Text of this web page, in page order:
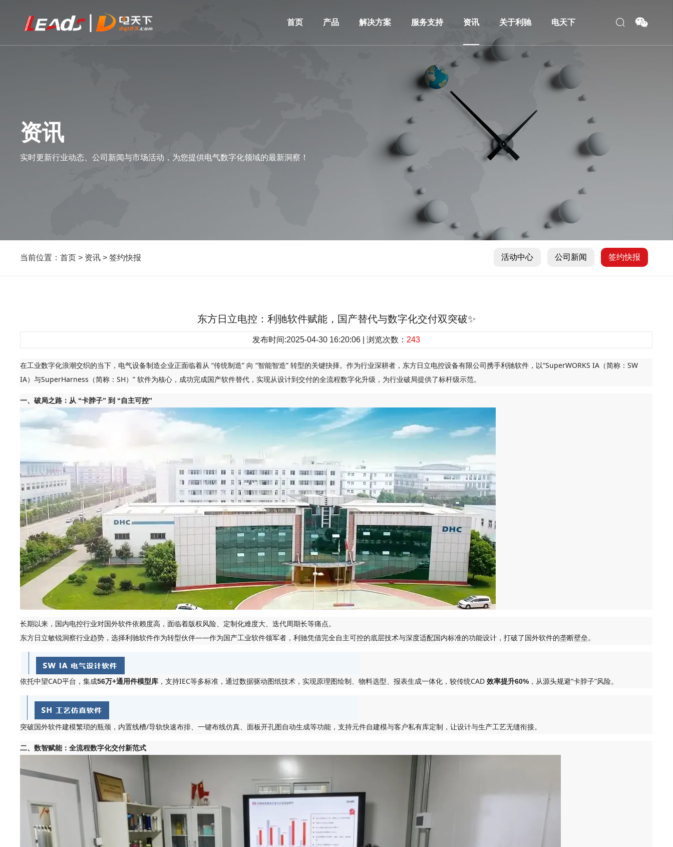
首页 产品 解决方案 服务支持 资讯 关于利驰 电天下
资讯
实时更新行业动态、公司新闻与市场活动，为您提供电气数字化领域的最新洞察！
当前位置：首页 > 资讯 >签约快报 活动中心 公司新闻 签约快报
东方日立电控：利驰软件赋能，国产替代与数字化交付双突破✨
发布时间:2025-04-30 16:20:06 | 浏览次数： 243
在工业数字化浪潮交织的当下，电气设备制造企业正面临着从 “传统制造” 向 “智能智造” 转型的关键抉择。作为行业深耕者，东方日立电控设备有限公司携手利驰软件，以“SuperWORKS IA（简称：SW
IA）与SuperHarness（简称：SH）” 软件为核心，成功完成国产软件替代，实现从设计到交付的全流程数字化升级，为行业破局提供了标杆级示范。
一、破局之路：从 “卡脖子” 到 “自主可控”
长期以来，国内电控行业对国外软件依赖度高，面临着版权风险、定制化难度大、迭代周期长等痛点。
东方日立敏锐洞察行业趋势，选择利驰软件作为转型伙伴——作为国产工业软件领军者，利驰凭借完全自主可控的底层技术与深度适配国内标准的功能设计，打破了国外软件的垄断壁垒。
依托中望CAD平台，集成56万+通用件模型库 ，支持IEC等多标准，通过数据驱动图纸技术，实现原理图绘制、物料选型、报表生成一体化，较传统CAD效率提升60% ，从源头规避“卡脖子”风险。
突破国外软件建模繁琐的瓶颈，内置线槽/导轨快速布排、一键布线仿真、面板开孔图自动生成等功能，支持元件自建模与客户私有库定制，让设计与生产工艺无缝衔接。
二、数智赋能：全流程数字化交付新范式